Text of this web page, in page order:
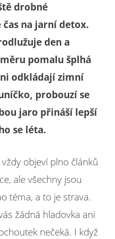
drobné
na jarní detox.
den a
pomalu šplhá
odkládají zimní
probouzí se
jaro přináší lepší
se léta.
objeví plno článků
ale všechny jsou
téma, a to je strava.
žádná hladovka ani
nečeká. I když